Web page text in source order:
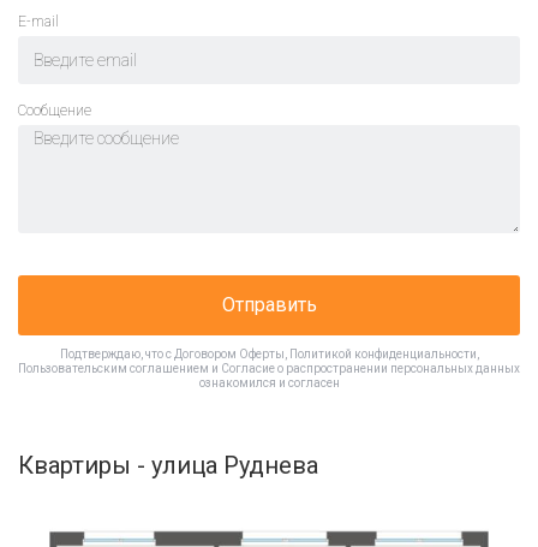
E-mail
Cообщение
Отправить
Подтверждаю, что с Договором Оферты Политикой конфиденциальности
Пользовательским соглашением и Согласие о распространении персональных данных
ознакомился и согласен
Квартиры - улица Руднева